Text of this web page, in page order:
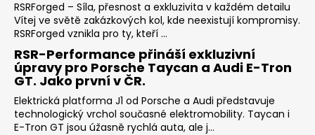
RSRForged – Síla, přesnost a exkluzivita v každém detailu
Vítej ve světě zakázkových kol, kde neexistují kompromisy.
RSRForged vznikla pro ty, kteří ...
RSR-Performance přináší exkluzivní
úpravy pro Porsche Taycan a Audi E-Tron
GT. Jako první v ČR.
Elektrická platforma J1 od Porsche a Audi představuje
technologický vrchol současné elektromobility. Taycan i
E-Tron GT jsou úžasně rychlá auta, ale j...